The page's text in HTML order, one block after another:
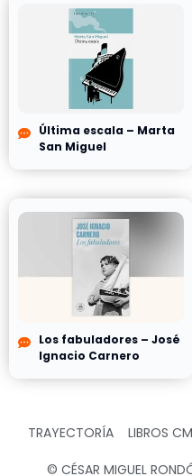
Última escala – Marta
San Miguel
Los fabuladores – José
Ignacio Carnero
TRAYECTORÍA LIBROS
© CÉSAR MIGUEL